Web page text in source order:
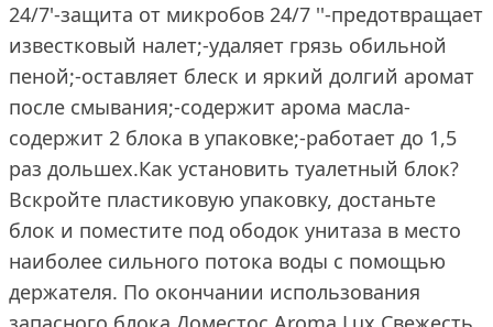
24/7'-защита от микробов 24/7 ''-предотвращает
известковый налет;-удаляет грязь обильной
пеной;-оставляет блеск и яркий долгий аромат
после смывания;-содержит арома масла-
содержит 2 блока в упаковке;-работает до 1,5
раз дольшеx.Как установить туалетный блок?
Вскройте пластиковую упаковку, достаньте
блок и поместите под ободок унитаза в место
наиболее сильного потока воды с помощью
держателя. По окончании использования